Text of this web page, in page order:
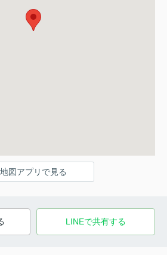
地図アプリで見る
LINEで共有する